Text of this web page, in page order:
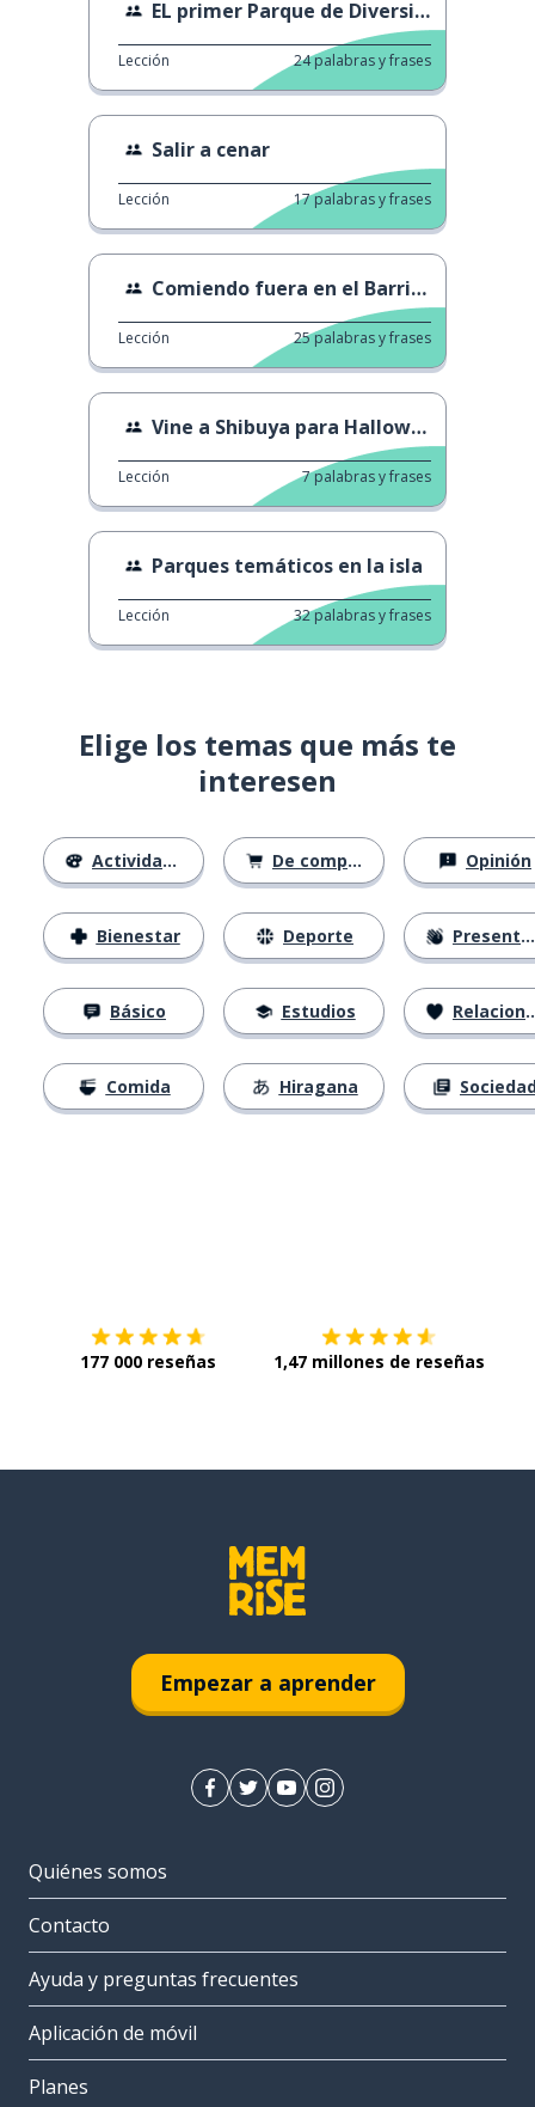
EL primer Parque de Diversiones de Japón
Lección 24palabras y frases
Salir a cenar
Lección 17palabras y frases
Comiendo fuera en el Barrio Chino de Kobe
Lección 25palabras y frases
Vine a Shibuya para Halloween
Lección 7palabras y frases
Parques temáticos en la isla
Lección 32palabras y frases
Elige los temas que más te
interesen
Actividades
Bienestar
Básico
Comida
De compras
Deporte
Estudios
Hiragana
Opinión
Presentación
Relaciones
177 000 reseñas 1,47 millones de reseñas
Empezar a aprender
Quiénes somos
Contacto
Ayuda y preguntas frecuentes
Aplicación de móvil
Planes